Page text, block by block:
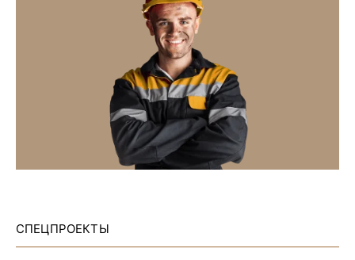
СПЕЦПРОЕКТЫ